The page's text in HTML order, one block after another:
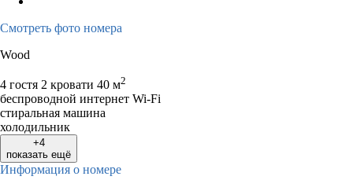
Смотреть фото номера
Wood
4 гостя 2 кровати 40 м2
беспроводной интернет Wi-Fi
стиральная машина
холодильник
+4
показать ещё
Информация о номере